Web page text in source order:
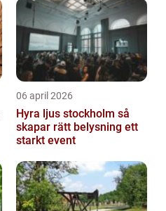
06 april 2026
Hyra ljus stockholm så
skapar rätt belysning ett
starkt event